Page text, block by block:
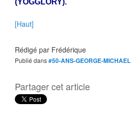
(YOGGLORY).
[Haut]
Rédigé par Frédérique
Publié dans#50-ANS-GEORGE-MICHAEL
Partager cet article